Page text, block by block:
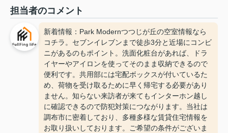
担当者のコメント
新着情報：Park Modernつつじが丘の空室情報なら
コチラ。セブンイレブンまで徒歩3分と近場にコンビ
ニがあるのもポイント。洗面化粧台があれば、ドラ
イヤーやアイロンを使ってそのまま収納できるので
便利です。共用部には宅配ボックスが付いているた
め、荷物を受け取るために早く帰宅する必要があり
ません。知らない来訪者が来てもインターホン越し
に確認できるので防犯対策につながります。当社は
調布市に密着しており、多種多様な賃貸住宅情報を
お取り扱いしております。ご希望の条件がございま